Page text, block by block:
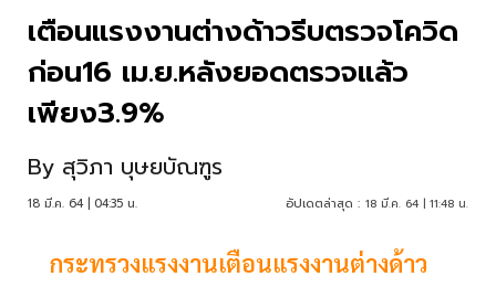
เตือนแรงงานต่างด้าวรีบตรวจโควิด
ก่อน16 เม.ย.หลังยอดตรวจแล้ว
เพียง3.9%
By สุวิภา บุษยบัณฑูร
18 มี.ค. 64 | 04:35 น. อัปเดตล่าสุด : 18 มี.ค. 64 | 11:48 น.
กระทรวงแรงงานเตือนแรงงานต่างด้าว